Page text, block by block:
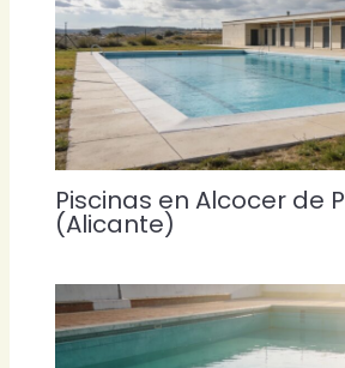
Piscinas en Alcocer de
(Alicante)